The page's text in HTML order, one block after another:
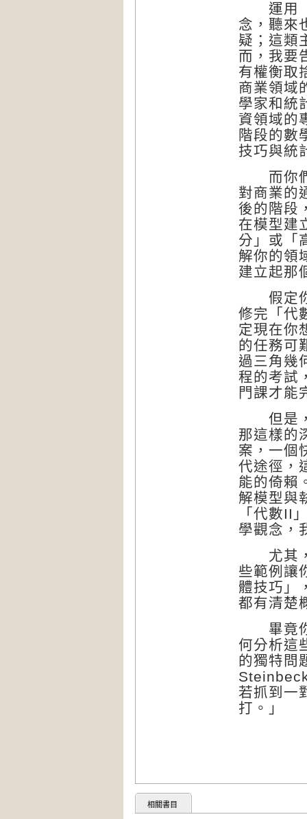
運用「
念，聽來
疑；這類
而，我要
有權衡取
商業領域
學家和統
資領域的
階段的數
技巧與統
而你們
對商業的
後的階段
在模型建
分」或「
解你的領
建立起那
假定你
修完「代
定現在你
的任務可
過三角幾
程的考試
門課才能
但是，
那這樣的
案，一個
代途徑，
能的倚賴
解模型與
「代數II
學觀念，
尤其，
些範例讓
體技巧」
都有清楚
畢竟你
何分析這
的獨特問
若抓到一
打。」
相關書目